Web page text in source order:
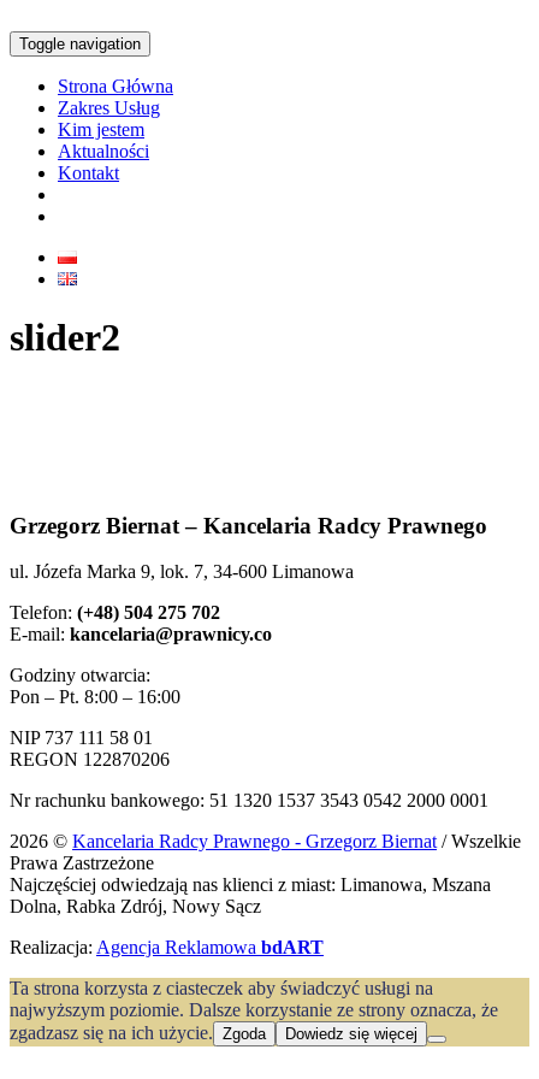
Toggle navigation
Strona Główna
Zakres Usług
Kim jestem
Aktualności
Kontakt
slider2
Grzegorz Biernat – Kancelaria Radcy Prawnego
ul. Józefa Marka 9, lok. 7, 34-600 Limanowa
Telefon: (+48) 504 275 702
E-mail: kancelaria@prawnicy.co
Godziny otwarcia:
Pon – Pt. 8:00 – 16:00
NIP 737 111 58 01
REGON 122870206
Nr rachunku bankowego: 51 1320 1537 3543 0542 2000 0001
2026 © Kancelaria Radcy Prawnego - Grzegorz Biernat / Wszelkie
Prawa Zastrzeżone
Najczęściej odwiedzają nas klienci z miast: Limanowa, Mszana
Dolna, Rabka Zdrój, Nowy Sącz
Realizacja: Agencja Reklamowa bdART
Ta strona korzysta z ciasteczek aby świadczyć usługi na
najwyższym poziomie. Dalsze korzystanie ze strony oznacza, że
zgadzasz się na ich użycie. Zgoda Dowiedz się więcej